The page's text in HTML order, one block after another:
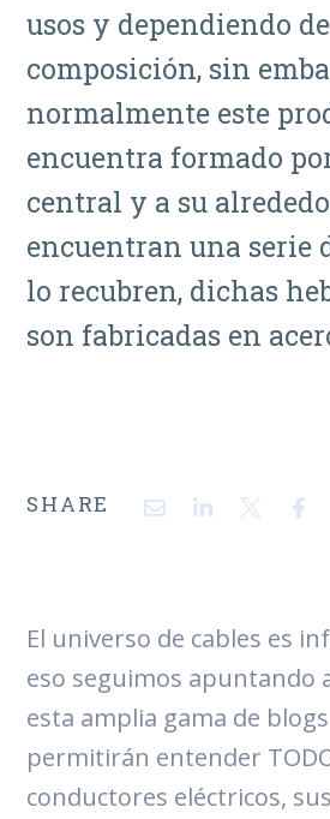
usos y dependiendo
composición, sin
normalmente este
encuentra formado
central y a su
encuentran una serie
lo recubren, dichas
son fabricadas en
SHARE
El universo de cables es
eso seguimos apuntando
esta amplia gama de
permitirán entender
conductores eléctricos, sus